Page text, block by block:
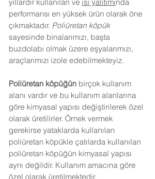
yıllardır kullanılan ve ısı yalıtımında
performansı en yüksek ürün olarak öne
çıkmaktadır. Poliüretan köpük
sayesinde binalarımızı, başta
buzdolabı olmak üzere eşyalarımızı,
araçlarımızı izole edebilmekteyiz.
Poliüretan köpüğün birçok kullanım
alanı vardır ve bu kullanım alanlarına
göre kimyasal yapısı değiştirilerek özel
olarak üretilirler. Örnek vermek
gerekirse yataklarda kullanılan
poliüretan köpükle çatılarda kullanılan
poliüretan köpüğün kimyasal yapısı
aynı değildir. Kullanım amacına göre
özel olarak üretilmektedir.